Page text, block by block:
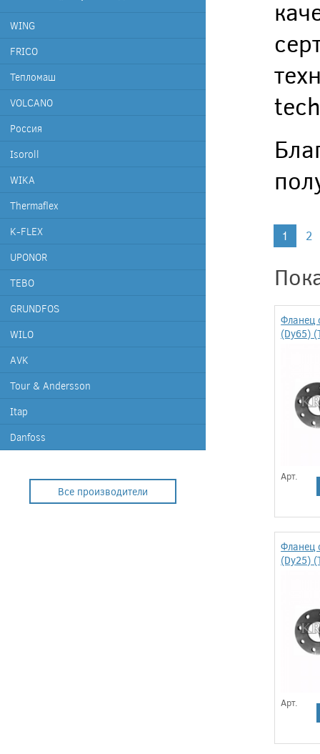
WING
FRICO
Тепломаш
VOLCANO
Россия
Isoroll
WIKA
Thermaflex
K-FLEX
UPONOR
TEBO
GRUNDFOS
WILO
AVK
Tour & Andersson
Itap
Danfoss
Все производители
1 2
Фланец
(Dy65)
Арт.
Фланец
(Dy25)
Арт.